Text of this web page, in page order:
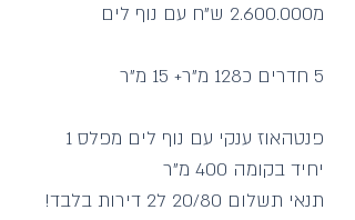
מ2.600.000 ש"ח עם נוף לים
5 חדרים כ128 מ"ר+ 15 מ"ר
פנטהאוז ענקי עם נוף לים מפלס 1
יחיד בקומה 400 מ"ר
תנאי תשלום 20/80 ל2 דירות בלבד!